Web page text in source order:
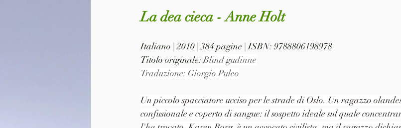
La dea cieca - Anne Holt
Italiano | 2010 | 384 pagine | ISBN: 9788806198978
Titolo originale: Blind gudinne
Traduzione: Giorgio Puleo
Un piccolo spacciatore ucciso per le strade di Oslo. Un ragazzo
confusionale e coperto di sangue: il sospetto ideale sul quale